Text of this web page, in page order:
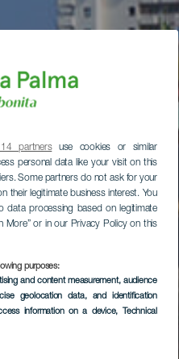
partnersuse cookies or similar
personal data like your visit on this
Some partners do not ask for your
their legitimate business interest. You
processing based on legitimate
More” or in our Privacy Policy on this
purposes:
and content measurement, audience
geolocation data, and identification
information on a device, Technical